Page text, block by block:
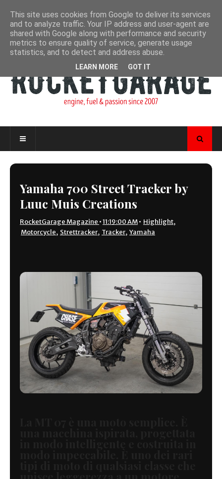
Yamaha 700 Street Tracker by
Luuc Muis Creations
RocketGarage Magazine •11:19:00 AM• Highlight,
Motorcycle, Strettracker, Tracker, Yamaha
This site uses cookies from Google to deliver its services
and to analyze traffic. Your IP address and user-agent are
shared with Google along with performance and security
metrics to ensure quality of service, generate usage
statistics, and to detect and address abuse.
LEARN MORE GOT IT